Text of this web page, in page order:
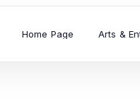
Home Page Arts &